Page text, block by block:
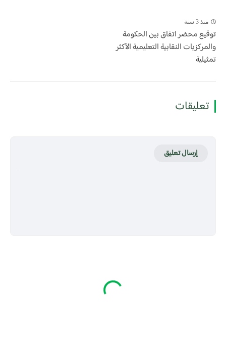
منذ 3 سنة
توقيع محضر اتفاق بين الحكومة
والمركزيات النقابية التعليمية الأكثر
تمثيلية
تعليقات
إرسال تعليق